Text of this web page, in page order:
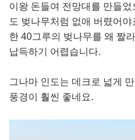
이왕 돈들여 전망대를 만들
도 벚나무처럼 없애 버렸어
한 40그루의 벚나무를 왜 짤
납득하기 어렵습니다.
그나마 인도는 데크로 넓게
풍경이 훨씬 좋네요.